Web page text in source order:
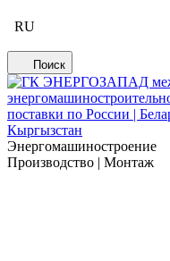
RU
Поиск
Энергомашиностроение
Производство | Монтаж